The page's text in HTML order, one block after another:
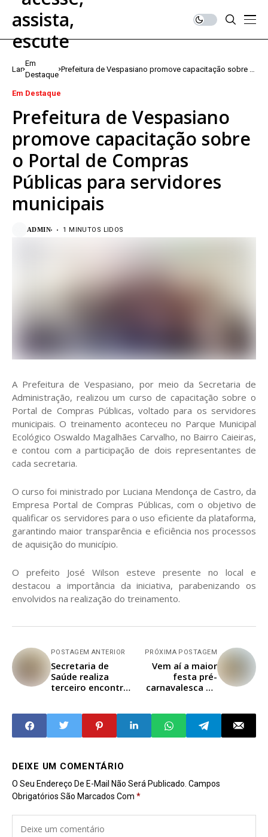
Lar
Em
Destaque
Prefeitura de Vespasiano promove capacitação sobre o
Em Destaque
Prefeitura de Vespasiano
promove capacitação sobre
o Portal de Compras
Públicas para servidores
municipais
ADMIN 1 MINUTOS LIDOS
A Prefeitura de Vespasiano, por meio da Secretaria de
Administração, realizou um curso de capacitação sobre o
Portal de Compras Públicas, voltado para os servidores
municipais. O treinamento aconteceu no Parque Municipal
Ecológico Oswaldo Magalhães Carvalho, no Bairro Caieiras,
e contou com a participação de dois representantes de
cada secretaria.
O curso foi ministrado por Luciana Mendonça de Castro, da
Empresa Portal de Compras Públicas, com o objetivo de
qualificar os servidores para o uso eficiente da plataforma,
garantindo maior transparência e eficiência nos processos
de aquisição do município.
O prefeito José Wilson esteve presente no local e
destacou a importância da iniciativa, parabenizando os
envolvidos na realização do treinamento.
POSTAGEM ANTERIOR
Secretaria de
Saúde realiza
terceiro encontro
Coordenadores
dos Serviços de
Saúde
PRÓXIMA POSTAGEM
Vem aí a maior
festa pré-
carnavalesca do
DEIXE UM COMENTÁRIO
O Seu Endereço De E-Mail Não Será Publicado. Campos
Obrigatórios São Marcados Com *